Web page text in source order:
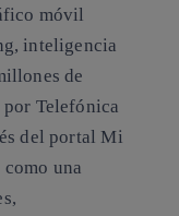
móvil
inteligencia
de
Telefónica
del portal Mi
una